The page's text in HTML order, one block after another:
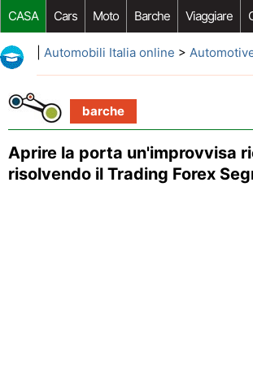
CASA Cars Moto Barche Viaggiare
Riparazione Auto Acquisto Auto Car
Automobili Italia online >
barche
Aprire la porta un'improvvisa
risolvendo il Trading Forex